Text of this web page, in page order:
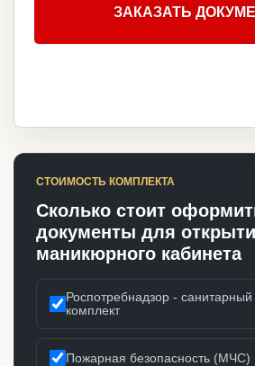
ЗАКАЗАТЬ
СТОИМОСТЬ КОМПЛЕКТА
Сколько стоит
документы для
маникюрного кабинета
Роспотребнадзор - санитарный
комплект
Пожарная безопасность (МЧС)